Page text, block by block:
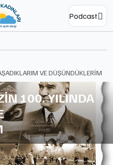
Podcast
VE DÜŞÜNDÜKLERİM
100. YILINDA